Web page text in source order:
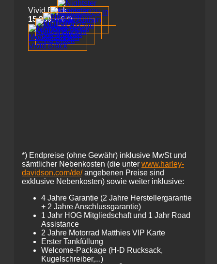
Vivid Black:
15.950,-- €*)
*) Endpreise (ohne Gewähr) inklusive MwSt und
sämtlicher Nebenkosten (die unter www.harley-
davidson.com/de/angebenen Preise sind
exklusive Nebenkosten) sowie weiter inklusive:
4 Jahre Garantie (2 Jahre Herstellergarantie
+ 2 Jahre Anschlussgarantie)
1 Jahr HOG Mitgliedschaft und 1 Jahr Road
Assistance
2 Jahre Motorrad Matthies VIP Karte
Erster Tankfüllung
Welcome-Package (H-D Rucksack,
Kugelschreiber,...)